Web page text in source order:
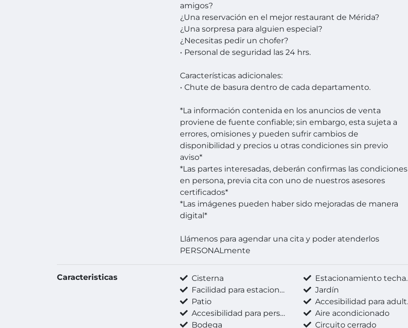
amigos?
¿Una reservación en el mejor restaurant de Mérida?
¿Una sorpresa para alguien especial?
¿Necesitas pedir un chofer?
• Personal de seguridad las 24 hrs.
Características adicionales:
• Chute de basura dentro de cada departamento.
*La información contenida en los anuncios de venta
proviene de fuente confiable; sin embargo, esta sujeta a
errores, omisiones y pueden sufrir cambios de
disponibilidad y precios u otras condiciones sin previo
aviso*
*Las partes interesadas, deberán confirmas las condiciones
en persona, previa cita con uno de nuestros asesores
certificados*
*Las imágenes pueden haber sido mejoradas de manera
digital*
Llámenos para agendar una cita y poder atenderlos
PERSONALmente
Caracteristicas Cisterna
Estacionamiento techado
Facilidad para estacionarse
Jardín
Patio
Accesibilidad para adultos mayores
Accesibilidad para personas con discapacidad
Aire acondicionado
Bodega
Circuito cerrado